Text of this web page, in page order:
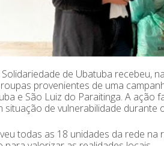
de Ubatuba recebeu,
provenientes de uma
e São Luiz do Paraitinga. A
situação de vulnerabilidade durante
todas as 18 unidades da rede